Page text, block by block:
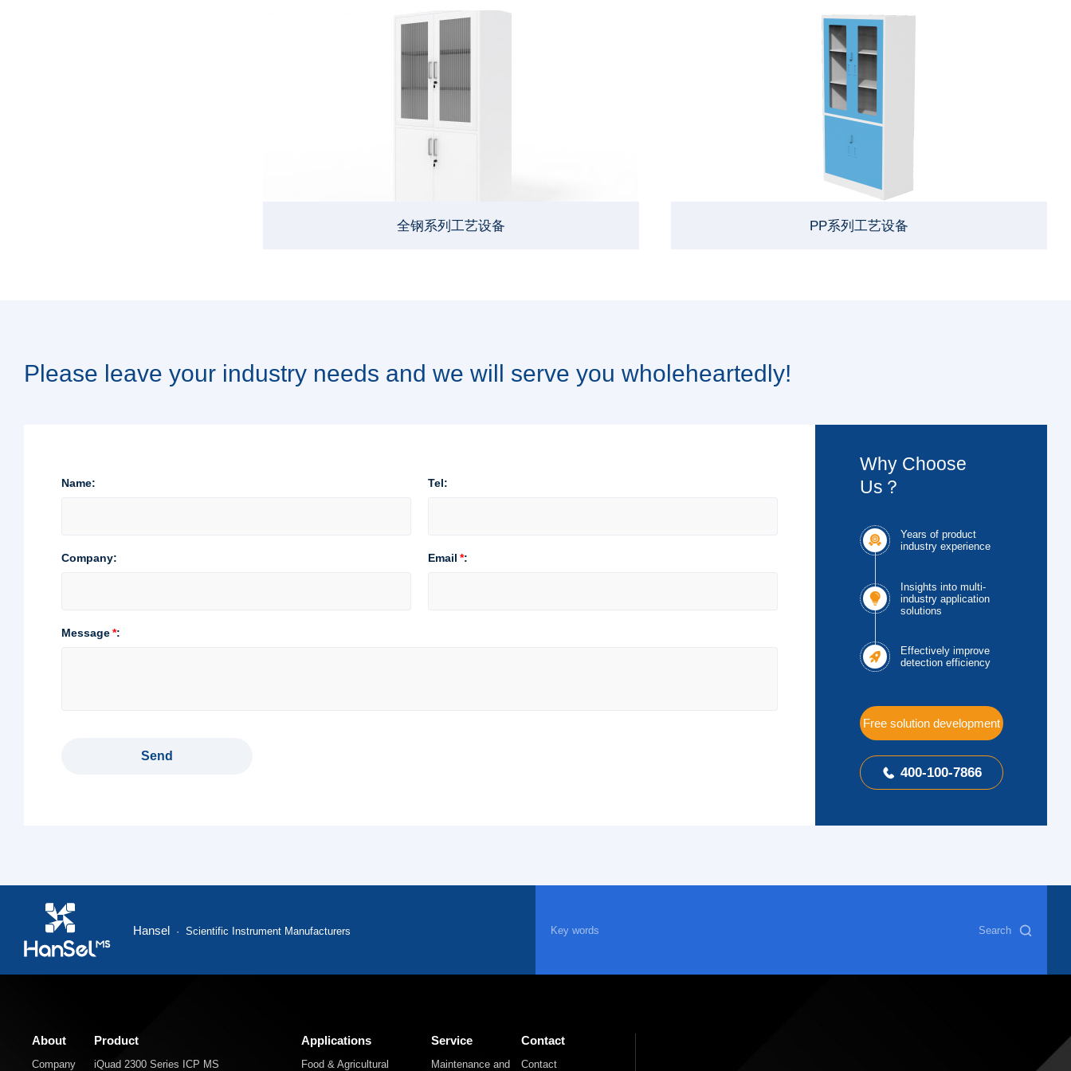
全钢系列工艺设备 PP系列工艺设备
Please leave your industry needs and we will serve you wholeheartedly!
Why Choose
Us？

Years of product
industry experience

Insights into multi-
industry application
solutions

Effectively improve
detection efficiency
Free solution development
 400-100-7866
Hansel · Scientific Instrument Manufacturers Search
About
Company
Product
iQuad 2300 Series ICP MS
Applications
Food & Agricultural
Service
Maintenance and
Contact
Contact